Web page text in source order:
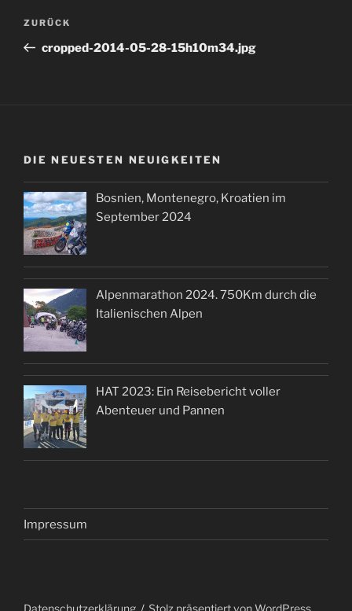
Beitragsnavigation
Vorheriger
Beitrag
ZURÜCK
cropped-2014-05-28-15h10m34.jpg
DIE NEUESTEN NEUIGKEITEN
Bosnien, Montenegro, Kroatien im
September 2024
Alpenmarathon 2024. 750Km durch die
Italienischen Alpen
HAT 2023: Ein Reisebericht voller
Abenteuer und Pannen
Impressum
Datenschutzerklärung Stolz präsentiert von WordPress